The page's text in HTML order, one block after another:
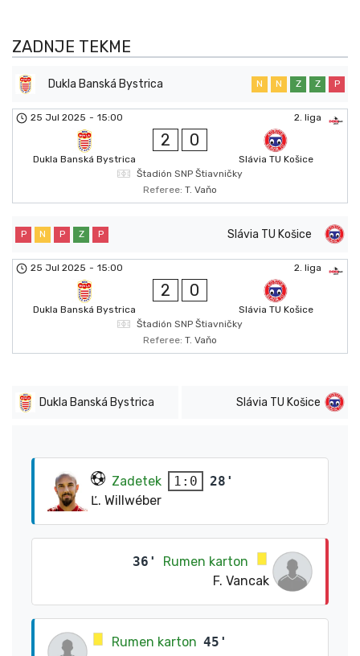
ZADNJE TEKME
Dukla Banská Bystrica N N Z Z P
2. liga
25 Jul 2025 - 15:00
Dukla Banská Bystrica
2 0
Slávia TU Košice
Štadión SNP Štiavničky
Referee: T. Vaňo
Slávia TU Košice
P N P Z P
2. liga
25 Jul 2025 - 15:00
Dukla Banská Bystrica
2 0
Slávia TU Košice
Štadión SNP Štiavničky
Referee: T. Vaňo
Dukla Banská Bystrica Slávia TU Košice
Zadetek 1:0
28'
Ľ. Willwéber
36'
Rumen karton
F. Vancak
Rumen karton 45'